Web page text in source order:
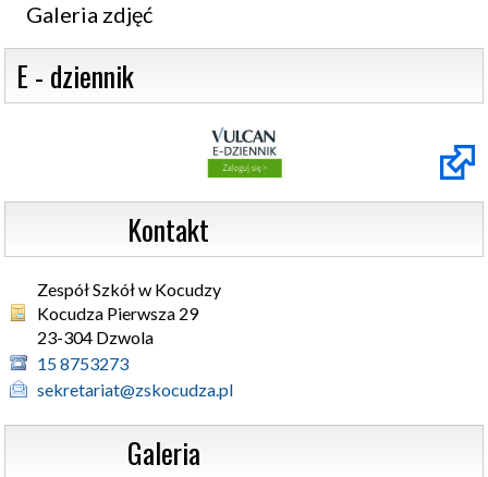
Galeria zdjęć
E - dziennik
                  Kontakt
Zespół Szkół w Kocudzy
Kocudza Pierwsza 29
23-304 Dzwola
15 8753273
sekretariat@zskocudza.pl
                  Galeria